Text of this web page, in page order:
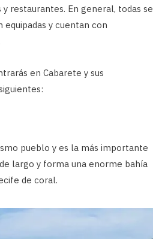
restaurantes. En general, todas se
y cuentan con
en Cabarete y sus
pueblo y es la más importante
largo y forma una enorme bahía
de coral.